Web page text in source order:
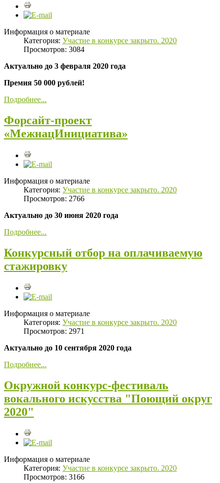
Информация о материале
Категория: Участие в конкурсе закрыто. 2020
Просмотров: 3084
Актуально до 3 февраля 2020 года
Премия 50 000 рублей!
Подробнее...
Форсайт-проект
«МежнацИнициатива»
Информация о материале
Категория: Участие в конкурсе закрыто. 2020
Просмотров: 2766
Актуально до 30 июня 2020 года
Подробнее...
Конкурсный отбор на оплачиваемую
стажировку
Информация о материале
Категория: Участие в конкурсе закрыто. 2020
Просмотров: 2971
Актуально до 10 сентября 2020 года
Подробнее...
Окружной конкурс-фестиваль
вокального искусства "Поющий округ
2020"
Информация о материале
Категория: Участие в конкурсе закрыто. 2020
Просмотров: 3166